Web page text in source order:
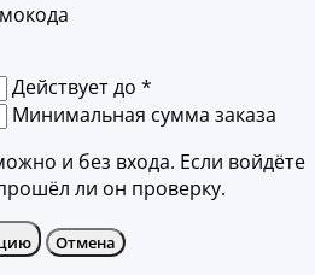
Действует до *
Минимальная сумма заказа
и без входа. Если войдёте
ли он проверку.
Отмена